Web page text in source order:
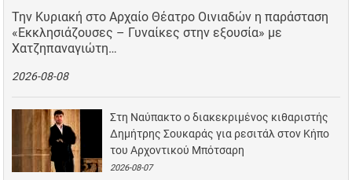
Την Κυριακή στο Αρχαίο Θέατρο Οινιαδών η παράσταση
«Εκκλησιάζουσες – Γυναίκες στην εξουσία» με
Χατζηπαναγιώτη…
2026-08-08
Στη Ναύπακτο ο διακεκριμένος κιθαριστής
Δημήτρης Σουκαράς για ρεσιτάλ στον Κήπο
του Αρχοντικού Μπότσαρη
2026-08-07